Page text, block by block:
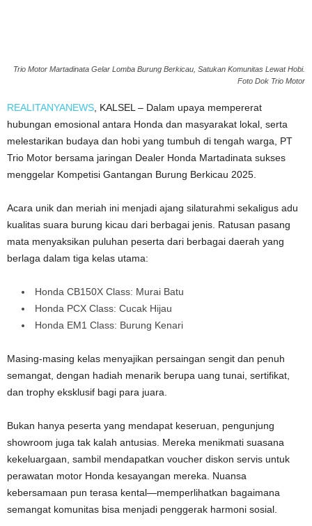
Trio Motor Martadinata Gelar Lomba Burung Berkicau, Satukan Komunitas Lewat Hobi.
Foto Dok Trio Motor
REALITANYANEWS , KALSEL – Dalam upaya mempererat
hubungan emosional antara Honda dan masyarakat lokal, serta
melestarikan budaya dan hobi yang tumbuh di tengah warga, PT
Trio Motor bersama jaringan Dealer Honda Martadinata sukses
menggelar Kompetisi Gantangan Burung Berkicau 2025.
Acara unik dan meriah ini menjadi ajang silaturahmi sekaligus adu
kualitas suara burung kicau dari berbagai jenis. Ratusan pasang
mata menyaksikan puluhan peserta dari berbagai daerah yang
berlaga dalam tiga kelas utama:
Honda CB150X Class: Murai Batu
Honda PCX Class: Cucak Hijau
Honda EM1 Class: Burung Kenari
Masing-masing kelas menyajikan persaingan sengit dan penuh
semangat, dengan hadiah menarik berupa uang tunai, sertifikat,
dan trophy eksklusif bagi para juara.
Bukan hanya peserta yang mendapat keseruan, pengunjung
showroom juga tak kalah antusias. Mereka menikmati suasana
kekeluargaan, sambil mendapatkan voucher diskon servis untuk
perawatan motor Honda kesayangan mereka. Nuansa
kebersamaan pun terasa kental—memperlihatkan bagaimana
semangat komunitas bisa menjadi penggerak harmoni sosial.